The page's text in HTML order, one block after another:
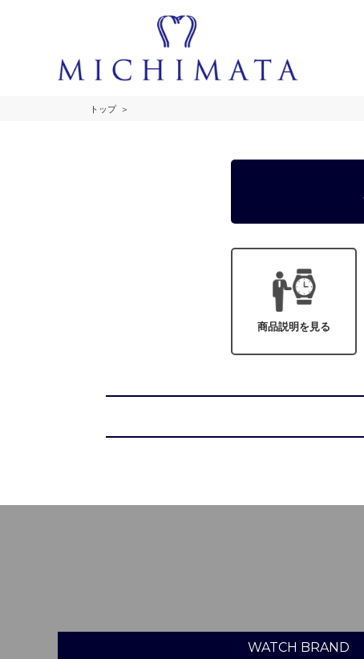
トップ
商品説明を見る
WATCH BRAND